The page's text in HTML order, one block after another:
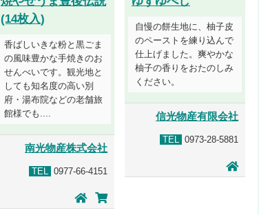
(14枚入)
香ばしいきな粉と黒ごま
の風味豊かな手焼きのお
せんべいです。観光地と
しても知名度の高い別
府・湯布院などの老舗旅
館様でも....
南光物産株式会社
TEL 0977-66-4151
自慢の餅生地に、柚子皮
のペーストを練り込んで
仕上げました。爽やかな
柚子の香りをおたのしみ
ください。
信光物産有限会社
TEL 0973-28-5881